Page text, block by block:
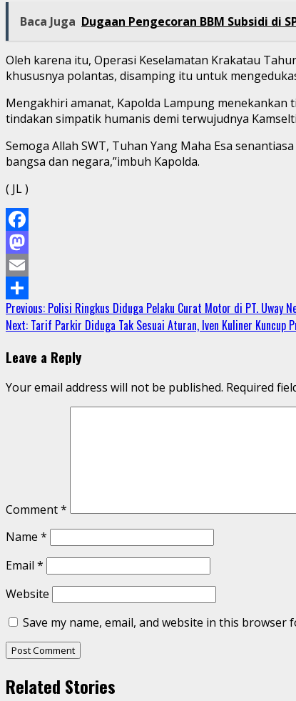
Baca Juga Dugaan Pengecoran BBM Subsidi di
Oleh karena itu, Operasi Keselamatan Krakatau
khususnya polantas, disamping itu untuk
Mengakhiri amanat, Kapolda Lampung
tindakan simpatik humanis demi terwujudnya
Semoga Allah SWT, Tuhan Yang Maha Esa
bangsa dan negara,”imbuh Kapolda.
( JL )
Facebook
Mastodon
Email
Share
Continue
Reading
Previous: Polisi Ringkus Diduga Pelaku Curat Motor di PT. Uway
Next: Tarif Parkir Diduga Tak Sesuai Aturan, Iven Kuliner Kuncup
Leave a Reply
Your email address will not be published. Required
Comment*
Name *
Email *
Website
Save my name, email, and website in this browser
Related Stories